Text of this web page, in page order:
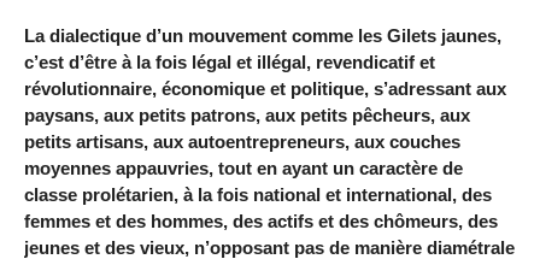
La dialectique d’un mouvement comme les Gilets jaunes,
c’est d’être à la fois légal et illégal, revendicatif et
révolutionnaire, économique et politique, s’adressant aux
paysans, aux petits patrons, aux petits pêcheurs, aux
petits artisans, aux autoentrepreneurs, aux couches
moyennes appauvries, tout en ayant un caractère de
classe prolétarien, à la fois national et international, des
femmes et des hommes, des actifs et des chômeurs, des
jeunes et des vieux, n’opposant pas de manière diamétrale